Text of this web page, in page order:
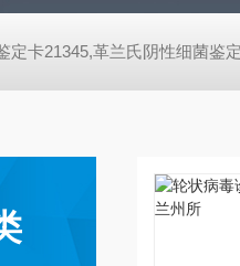
氏阳性细菌鉴定卡21342,TSA胰酪大豆胨琼脂培养基,SDA沙氏葡萄糖琼脂培养基 芽胞菌鉴定卡21345,革兰氏阴性细菌鉴定卡21341,革兰氏阳性细菌鉴定卡21342,TSA胰酪大豆胨琼脂培养基,SDA沙氏葡萄糖琼脂培养基 芽胞菌鉴定卡21345,革兰氏阴性细菌鉴定卡21341,革兰氏阳性细菌鉴定卡21342,TSA胰酪大豆胨琼脂培养基,SDA沙氏葡萄糖琼脂培养基 芽胞菌鉴定卡21345,革兰氏阴性细菌鉴定卡21341,革兰氏阳性细菌鉴定卡21342,TSA胰酪大豆胨琼脂培养基,SDA沙氏葡萄糖琼脂培养基 芽胞菌鉴定卡21345,革兰氏阴性细菌鉴定卡21341,革兰氏阳性细菌鉴定卡21342,TSA胰酪大豆胨琼脂培养基,SDA沙氏葡萄糖琼脂培养基 芽胞菌鉴定卡21345,革兰氏阴性细菌鉴定卡21341,革兰氏阳性细菌鉴定卡21342,TSA胰酪